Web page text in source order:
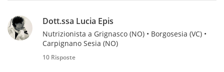
Dott.ssa Lucia Epis
Nutrizionista a Grignasco (NO) • Borgosesia (VC) •
Carpignano Sesia (NO)
10 Risposte